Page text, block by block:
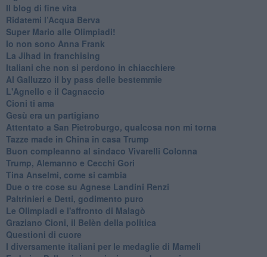
Il blog di fine vita
​Ridatemi l’Acqua Berva
Super Mario alle Olimpiadi!
Io non sono Anna Frank
​La Jihad in franchising
Italiani che non si perdono in chiacchiere
Al Galluzzo il by pass delle bestemmie
L'Agnello e il Cagnaccio
Cioni ti ama
​Gesù era un partigiano
Attentato a San Pietroburgo, qualcosa non mi torna
Tazze made in China in casa Trump
Buon compleanno al sindaco Vivarelli Colonna
Trump, Alemanno e Cecchi Gori
Tina Anselmi, come si cambia
Due o tre cose su Agnese Landini Renzi
Paltrinieri e Detti, godimento puro
Le Olimpiadi e l'affronto di Malagò
Graziano Cioni, il Belèn della politica
Questioni di cuore
I diversamente italiani per le medaglie di Mameli